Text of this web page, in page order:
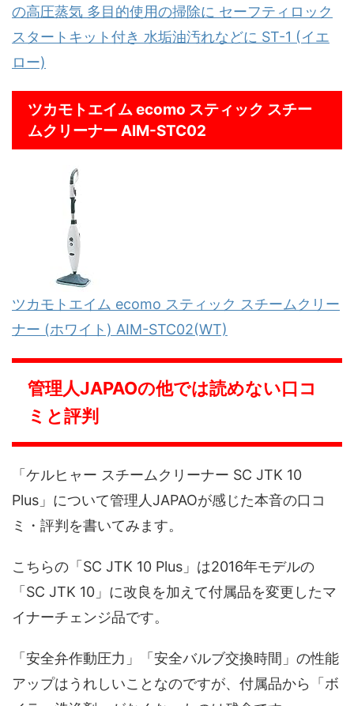
の高圧蒸気 多目的使用の掃除に セーフティロック
スタートキット付き 水垢油汚れなどに ST-1 (イエ
ロー)
ツカモトエイム ecomo スティック スチー
ムクリーナー AIM-STC02
ツカモトエイム ecomo スティック スチームクリー
ナー (ホワイト) AIM-STC02(WT)
管理人JAPAOの他では読めない口コ
ミと評判
「ケルヒャー スチームクリーナー SC JTK 10
Plus」について管理人JAPAOが感じた本音の口コ
ミ・評判を書いてみます。
こちらの「SC JTK 10 Plus」は2016年モデルの
「SC JTK 10」に改良を加えて付属品を変更したマ
イナーチェンジ品です。
「安全弁作動圧力」「安全バルブ交換時間」の性能
アップはうれしいことなのですが、付属品から「ボ